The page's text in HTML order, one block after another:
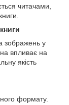
читачами,
зображень у
впливає на
якість
формату.